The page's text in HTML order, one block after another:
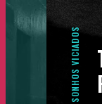
SONHOS VICIADOS